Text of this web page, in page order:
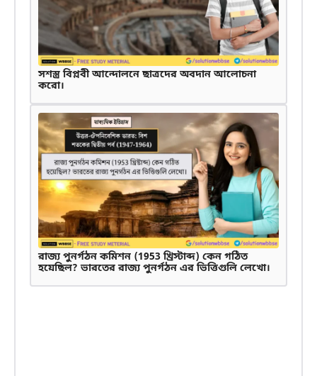
সশস্ত্র বিপ্লবী আন্দোলনে ছাত্রদের অবদান আলোচনা
করো।
রাজ্য পুনর্গঠন কমিশন (1953 খ্রিস্টাব্দ) কেন গঠিত
হয়েছিল? ভারতের রাজ্য পুনর্গঠন এর ভিত্তিগুলি লেখো।